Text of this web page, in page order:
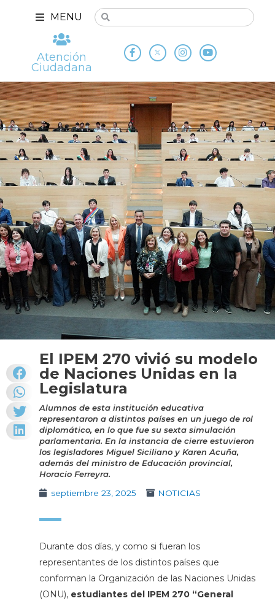
MENU
Atención
Ciudadana
El IPEM 270 vivió su modelo
de Naciones Unidas en la
Legislatura
Alumnos de esta institución educativa
representaron a distintos países en un juego de rol
diplomático, en lo que fue su sexta simulación
parlamentaria. En la instancia de cierre estuvieron
los legisladores Miguel Siciliano y Karen Acuña,
además del ministro de Educación provincial,
Horacio Ferreyra.
septiembre 23, 2025
NOTICIAS
Durante dos días, y como si fueran los
representantes de los distintos países que
conforman la Organización de las Naciones Unidas
(ONU), estudiantes del IPEM 270 “General